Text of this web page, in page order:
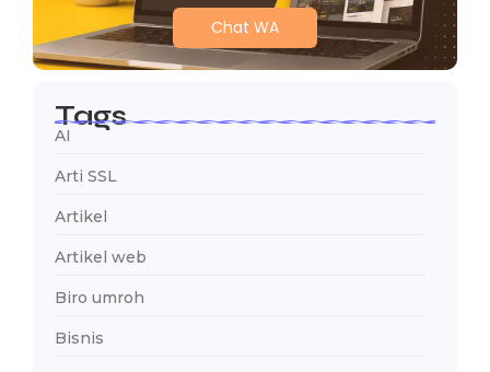
Chat WA
Tags
AI
Arti SSL
Artikel
Artikel web
Biro umroh
Bisnis